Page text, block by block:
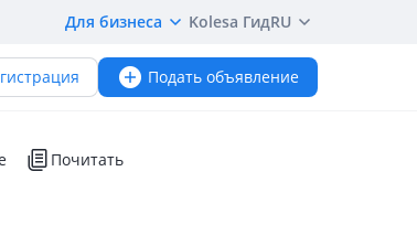
Для бизнеса Kolesa ГидRU
Подать объявление
Почитать